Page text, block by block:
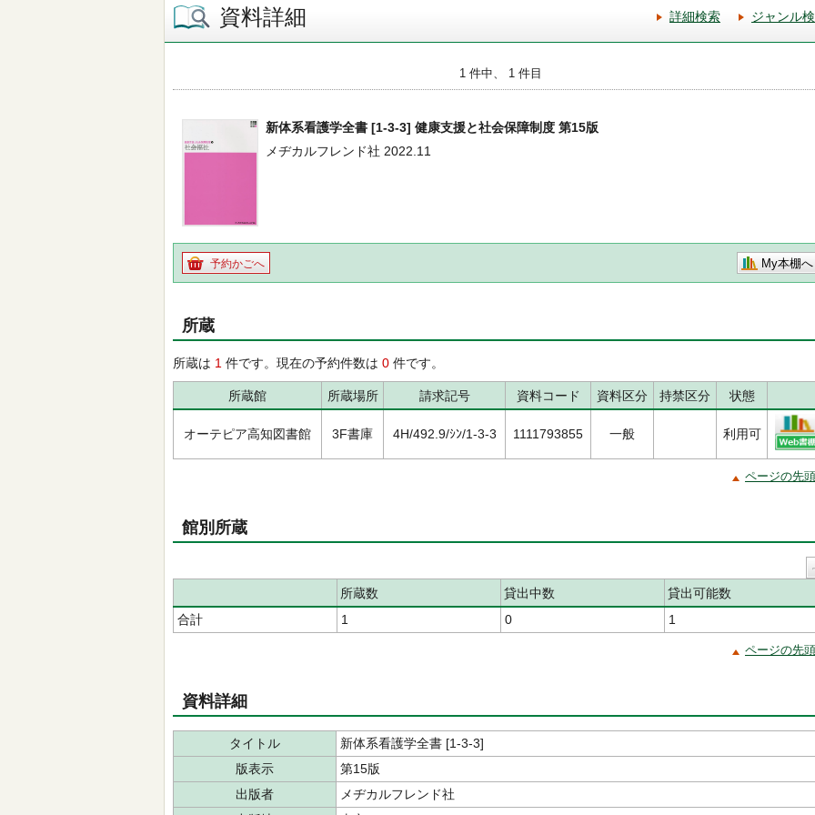
資料詳細 詳細検索 ジャンル
1 件中、 1 件目
新体系看護学全書 [1-3-3] 健康支援と社会保障制度 第15版
メヂカルフレンド社 2022.11
予約かごへ My本棚へ
所蔵
所蔵は 1 件です。現在の予約件数は 0 件です。
所蔵館 所蔵場所 請求記号 資料コード 資料区分 持禁区分 状態
オーテピア高知図書館 3F書庫 4H/492.9/ｼﾝ/1-3-3 1111793855 一般 利用可
ページの先
館別所蔵
所蔵数 貸出中数
貸出可能数
合計
1 0 1
ページの先
資料詳細
タイトル
新体系看護学全書 [1-3-3]
版表示
第15版
出版者
メヂカルフレンド社